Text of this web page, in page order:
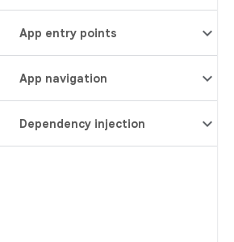
App entry points
App navigation
Dependency injection